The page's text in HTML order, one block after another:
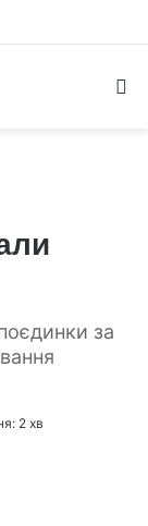
за
2 хв